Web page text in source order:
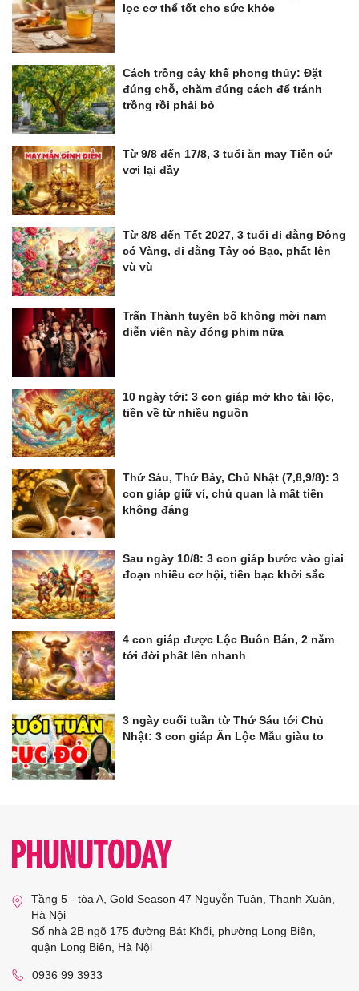
lọc cơ thể tốt cho sức khỏe
Cách trồng cây khế phong thủy: Đặt
đúng chỗ, chăm đúng cách để tránh
trồng rồi phải bỏ
Từ 9/8 đến 17/8, 3 tuổi ăn may Tiền cứ
vơi lại đầy
Từ 8/8 đến Tết 2027, 3 tuổi đi đằng Đông
có Vàng, đi đằng Tây có Bạc, phất lên
vù vù
Trấn Thành tuyên bố không mời nam
diễn viên này đóng phim nữa
10 ngày tới: 3 con giáp mở kho tài lộc,
tiền về từ nhiều nguồn
Thứ Sáu, Thứ Bảy, Chủ Nhật (7,8,9/8): 3
con giáp giữ ví, chủ quan là mất tiền
không đáng
Sau ngày 10/8: 3 con giáp bước vào giai
đoạn nhiều cơ hội, tiền bạc khởi sắc
4 con giáp được Lộc Buôn Bán, 2 năm
tới đời phất lên nhanh
3 ngày cuối tuần từ Thứ Sáu tới Chủ
Nhật: 3 con giáp Ăn Lộc Mẫu giàu to
Tầng 5 - tòa A, Gold Season 47 Nguyễn Tuân, Thanh Xuân,
Hà Nội
Số nhà 2B ngõ 175 đường Bát Khối, phường Long Biên,
quận Long Biên, Hà Nội
0936 99 3933